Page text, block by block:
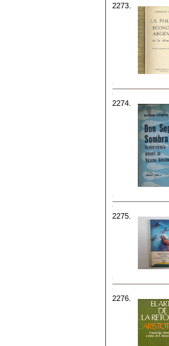
2273.
2274.
2275.
2276.